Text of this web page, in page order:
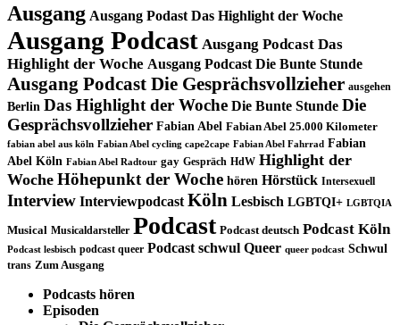
Ausgang Ausgang Podast Das Highlight der Woche
Ausgang Podcast Ausgang Podcast Das
Highlight der Woche Ausgang Podcast Die Bunte Stunde
Ausgang Podcast Die Gesprächsvollzieher ausgehen
Berlin Das Highlight der Woche Die Bunte Stunde Die
Gesprächsvollzieher Fabian Abel Fabian Abel 25.000 Kilometer
fabian abel aus köln Fabian Abel cycling cape2cape Fabian Abel Fahrrad Fabian
Abel Köln Fabian Abel Radtour gay Gespräch HdW Highlight der
Woche Höhepunkt der Woche hören Hörstück Intersexuell
Interview Interviewpodcast Köln Lesbisch LGBTQI+ LGBTQIA
Musical Musicaldarsteller Podcast Podcast deutsch Podcast Köln
Podcast lesbisch podcast queer Podcast schwul Queer queer podcast Schwul
trans Zum Ausgang
Podcasts hören
Episoden